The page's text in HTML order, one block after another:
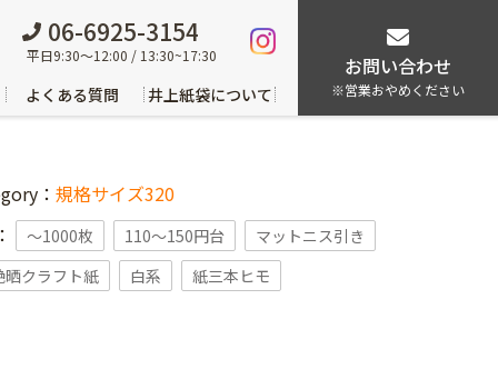
お問い合わせ
※営業おやめください
06-6925-3154
平日9:30～12:00 / 13:30~17:30
よくある質問 井上紙袋について
： 規格サイズ320
〜1000枚 110～150円台
マットニス引き
晒クラフト紙
白系 紙三本ヒモ